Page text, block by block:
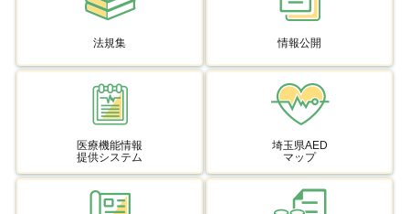
法規集 情報公開
医療機能情報
提供システム
埼玉県AED
マップ